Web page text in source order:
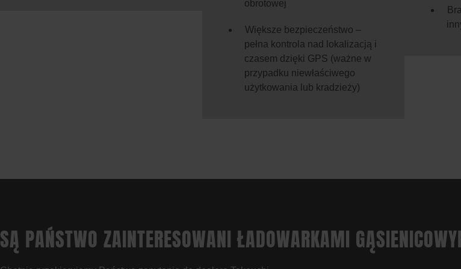
obrotowej
Większe bezpieczeństwo –
pełna kontrola nad lokalizacją i
czasem dzięki GPS (ważne w
przypadku niewłaściwego
użytkowania lub kradzieży)
SĄ PAŃSTWO ZAINTERESOWANI ŁADOWARKAMI